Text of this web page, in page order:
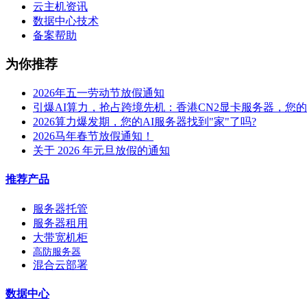
云主机资讯
数据中心技术
备案帮助
为你推荐
2026年五一劳动节放假通知
引爆AI算力，抢占跨境先机：香港CN2显卡服务器，您
2026算力爆发期，您的AI服务器找到"家"了吗?
2026马年春节放假通知！
关于 2026 年元旦放假的通知
推荐产品
服务器托管
服务器租用
大带宽机柜
高防服务器
混合云部署
数据中心